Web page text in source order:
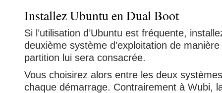
Installez Ubuntu en Dual Boot
Si l’utilisation d’Ubuntu est fréquente,
deuxième système d’exploitation de
partition lui sera consacrée.
Vous choisirez alors entre les deux
chaque démarrage. Contrairement à Wubi,